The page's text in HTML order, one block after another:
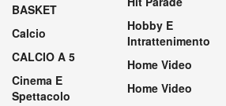
BASKET
Calcio
CALCIO A 5
Cinema E
Spettacolo
Hobby E
Intrattenimento
Home Video
Home Video